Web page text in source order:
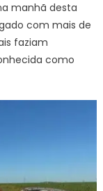
manhã desta
com mais de
faziam
como